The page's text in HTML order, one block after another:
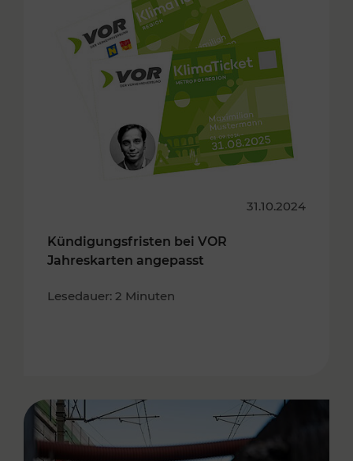
31.10.2024
Kündigungsfristen bei VOR
Jahreskarten angepasst
Lesedauer: 2 Minuten